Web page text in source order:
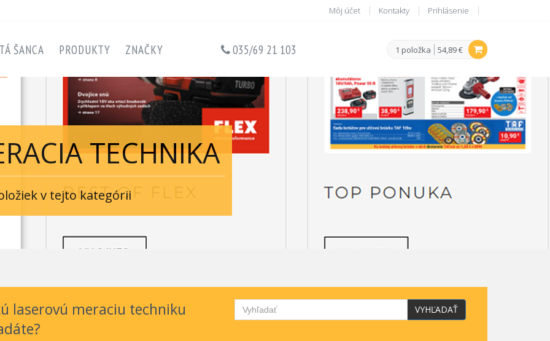
Môj účet Kontakty Prihlásenie
1 položka 54,89 €
ŠANCA PRODUKTY ZNAČKY 035/69 21 103
TECHNIKA
v tejto kategórii
laserovú meraciu techniku
VYHĽADAŤ